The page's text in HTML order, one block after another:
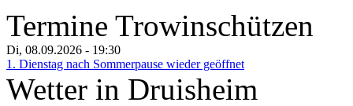
Termine Trowinschützen
Di, 08.09.2026 - 19:30
1. Dienstag nach Sommerpause wieder geöffnet
Wetter in Druisheim